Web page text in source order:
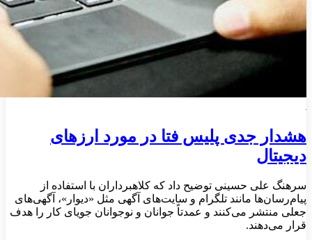
هشدار جدی پلیس فتا در مورد ارزهای
دیجیتال
سرهنگ علی حسینی توضیح داد که کلاهبرداران با استفاده از
پیام‌رسان‌ها مانند تلگرام و سایت‌های آگهی مثل «دیوار»، آگهی‌های
جعلی منتشر می‌کنند و عمدتاً جوانان و نوجوانان جویای کار را هدف
قرار می‌دهند.